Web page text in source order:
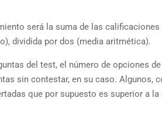
será la suma de las
dividida por dos (media aritmética).
del test, el número de opciones
sin contestar, en su caso. Algunos,
que por supuesto es superior a